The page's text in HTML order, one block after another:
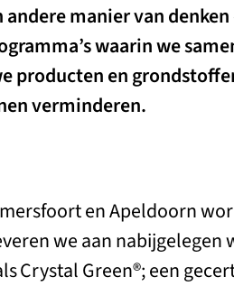
manier van
waarin we
producten en
verminderen.
en Apeldoorn
we aan nabijgelegen
Crystal Green®; een